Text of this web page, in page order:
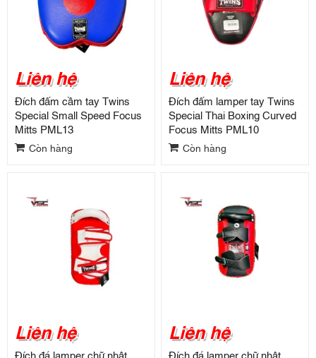
Liên hệ
Đích đấm cầm tay Twins
Special Small Speed Focus
Mitts PML13
Còn hàng
Liên hệ
Đích đấm lamper tay Twins
Special Thai Boxing Curved
Focus Mitts PML10
Còn hàng
Liên hệ
Đích đá lamper chữ nhật
Liên hệ
Đích đá lamper chữ nhật